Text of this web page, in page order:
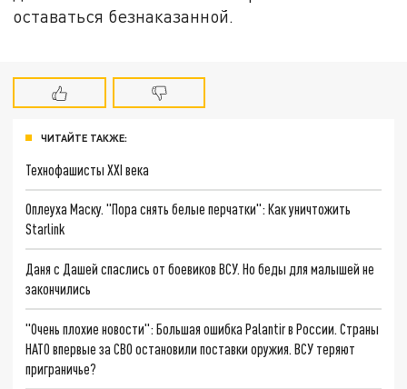
оставаться безнаказанной.
ЧИТАЙТЕ ТАКЖЕ:
Технофашисты XXI века
Оплеуха Маску. "Пора снять белые перчатки": Как уничтожить
Starlink
Даня с Дашей спаслись от боевиков ВСУ. Но беды для малышей не
закончились
"Очень плохие новости": Большая ошибка Palantir в России. Страны
НАТО впервые за СВО остановили поставки оружия. ВСУ теряют
приграничье?